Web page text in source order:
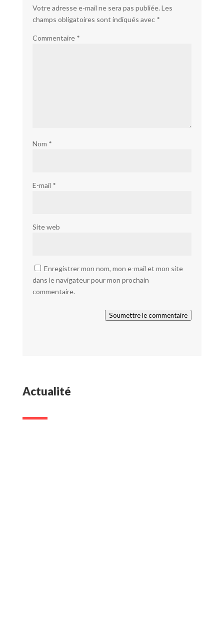
Votre adresse e-mail ne sera pas publiée. Les
champs obligatoires sont indiqués avec *
Commentaire *
Nom *
E-mail *
Site web
Enregistrer mon nom, mon e-mail et mon site
dans le navigateur pour mon prochain
commentaire.
Soumettre le commentaire
Actualité